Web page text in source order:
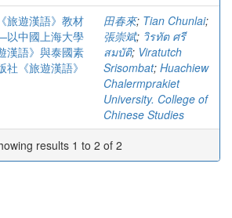
旅遊漢語》教材
中國上海大學
漢語》與泰國素
社《旅遊漢語》
田春來; Tian Chunlai;
張崇斌; วิรทัต ศรี
สมบัติ; Viratutch
Srisombat; Huachiew
Chalermprakiet
University. College of
Chinese Studies
results 1 to 2 of 2